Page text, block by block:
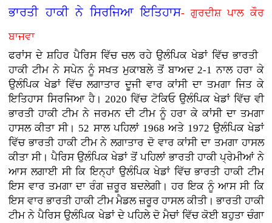
ਭਾਰਤੀ ਹਾਕੀ ਨੇ ਸਿਰਜਿਆ ਇਤਿਹਾਸ- ਗੁਰਦੀਸ਼ ਪਾਲ ਕੌਰ
ਬਾਜਵਾ
ਫਰਾਂਸ ਦੇ ਸ਼ਹਿਰ ਪੈਰਿਸ ਵਿੱਚ ਚਲ ਰਹੇ ਉਲੰਪਿਕ ਖੇਡਾਂ ਵਿੱਚ ਭਾਰਤੀ
ਹਾਕੀ ਟੀਮ ਨੇ ਸਪੇਨ ਨੂੰ ਸਖਤ ਮੁਕਾਬਲੇ ਤੋਂ ਬਾਅਦ 2-1 ਨਾਲ ਹਰਾ ਕੇ
ਉਲੰਪਿਕ ਖੇਡਾਂ ਵਿੱਚ ਲਗਾਤਾਰ ਦੂਜੀ ਵਾਰ ਕਾਂਸੀ ਦਾ ਤਮਗਾ ਜਿਤ ਕੇ
ਇਤਿਹਾਸ ਸਿਰਜਿਆ ਹੈ। 2020 ਵਿੱਚ ਟੋਕਿਓ ਉਲੰਪਿਕ ਖੇਡਾਂ ਵਿੱਚ ਵੀ
ਭਾਰਤੀ ਹਾਕੀ ਟੀਮ ਨੇ ਜਰਮਨ ਦੀ ਟੀਮ ਨੂੰ ਹਰਾ ਕੇ ਕਾਂਸੀ ਦਾ ਤਮਗਾ
ਹਾਸਲ ਕੀਤਾ ਸੀ। 52 ਸਾਲ ਪਹਿਲਾਂ 1968 ਅਤੇ 1972 ਉਲੰਪਿਕ ਖੇਡਾਂ
ਵਿੱਚ ਭਾਰਤੀ ਹਾਕੀ ਟੀਮ ਨੇ ਲਗਾਤਾਰ ਦੋ ਵਾਰ ਕਾਂਸੀ ਦਾ ਤਮਗਾ ਹਾਸਲ
ਕੀਤਾ ਸੀ। ਪੈਰਿਸ ਉਲੰਪਿਕ ਖੇਡਾਂ ਤੋਂ ਪਹਿਲਾਂ ਭਾਰਤੀ ਹਾਕੀ ਪ੍ਰੇਮੀਆਂ ਨੇ
ਆਸ ਲਗਾਈ ਸੀ ਕਿ ਇਨ੍ਹਾਂ ਉਲੰਪਿਕ ਖੇਡਾਂ ਵਿੱਚ ਭਾਰਤੀ ਹਾਕੀ ਟੀਮ
ਇਸ ਵਾਰ ਤਮਗਾ ਦਾ ਰੰਗ ਜ਼ਰੂਰ ਬਦਲੇਗੀ। ਹਰ ਇਕ ਨੂੰ ਆਸ ਸੀ ਕਿ
ਇਸ ਵਾਰ ਭਾਰਤੀ ਹਾਕੀ ਟੀਮ ਮੈਡਲ ਜ਼ਰੂਰ ਹਾਸਲ ਕੀਤੀ। ਭਾਰਤੀ ਹਾਕੀ
ਟੀਮ ਨੇ ਪੈਰਿਸ ਉਲੰਪਿਕ ਖੇਡਾਂ ਦੇ ਪਹਿਲੇ ਦੋ ਮੈਚਾਂ ਵਿੱਚ ਕੋਈ ਬਹੁਤਾ ਚੰਗਾ